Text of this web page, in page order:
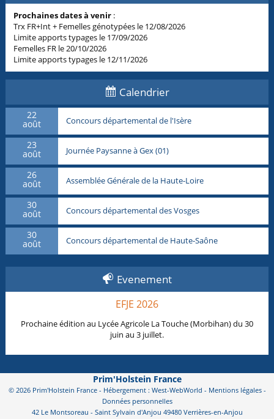
Prochaines dates à venir :
Trx FR+Int + Femelles génotypées le 12/08/2026
Limite apports typages le 17/09/2026
Femelles FR le 20/10/2026
Limite apports typages le 12/11/2026
Calendrier
22
août Concours départemental de l'Isère
23
août Journée Paysanne à Gex (01)
26
août Assemblée Générale de la Haute-Loire
30
août Concours départemental des Vosges
30
août Concours départemental de Haute-Saône
Evenement
EFJE 2026
Prochaine édition au Lycée Agricole La Touche (Morbihan) du 30
juin au 3 juillet.
Prim'Holstein France
© 2026 Prim'Holstein France - Hébergement : West-WebWorld - Mentions légales-
Données personnelles
42 Le Montsoreau - Saint Sylvain d'Anjou 49480 Verrières-en-Anjou